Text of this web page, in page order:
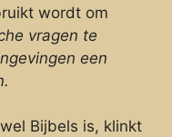
wordt om
vragen te
een
Bijbels is, klinkt